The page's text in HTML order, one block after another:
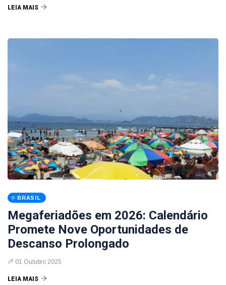
LEIA MAIS
BRASIL
Megaferiadões em 2026: Calendário
Promete Nove Oportunidades de
Descanso Prolongado
01 Outubro 2025
LEIA MAIS